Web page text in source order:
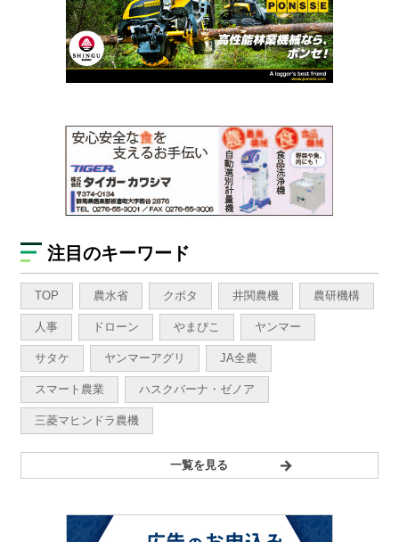
注目のキーワード
TOP 農水省 クボタ 井関農機 農研機構
人事 ドローン やまびこ ヤンマー
サタケ ヤンマーアグリ JA全農
スマート農業 ハスクバーナ・ゼノア
三菱マヒンドラ農機
一覧を見る